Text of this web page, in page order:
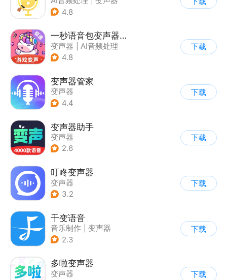
4.8
一秒语音包变声器极速版
变声器
AI音频处理
4.8
下载
变声器管家
变声器
4.4
下载
变声器助手
变声器
2.6
下载
叮咚变声器
变声器
3.2
下载
千变语音
音乐制作
变声器
2.3
下载
多啦变声器
变声器
下载